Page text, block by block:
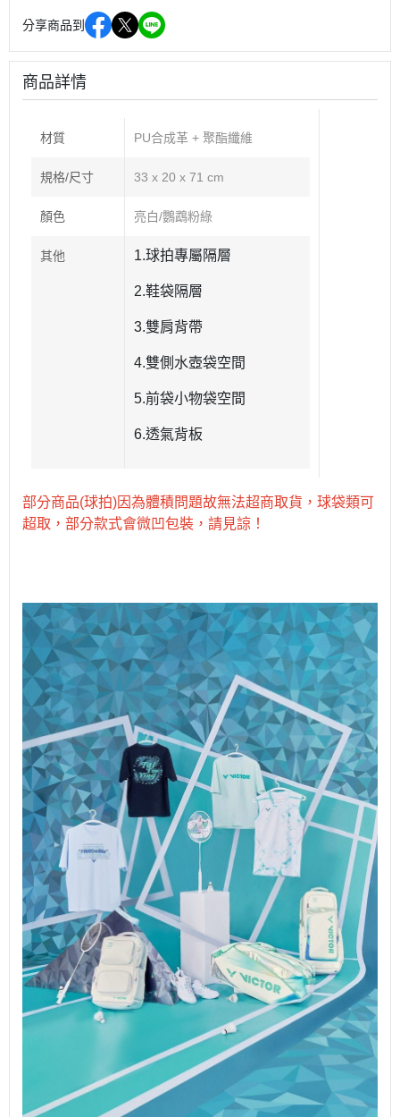
分享商品到
商品詳情
材質 PU合成革 + 聚酯纖維
規格/尺寸 33 x 20 x 71 cm
顏色 亮白/鸚鵡粉綠
其他 1.球拍專屬隔層
2.鞋袋隔層
3.雙肩背帶
4.雙側水壺袋空間
5.前袋小物袋空間
6.透氣背板
部分商品(球拍)因為體積問題故無法超商取貨，球袋類可
超取，部分款式會微凹包裝，請見諒！